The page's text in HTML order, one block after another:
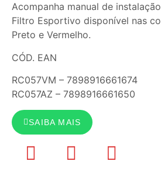
Acompanha manual de
Filtro Esportivo disponível nas
Preto e Vermelho.
CÓD. EAN
RC057VM – 7898916661674
RC057AZ – 7898916661650
SAIBA MAIS